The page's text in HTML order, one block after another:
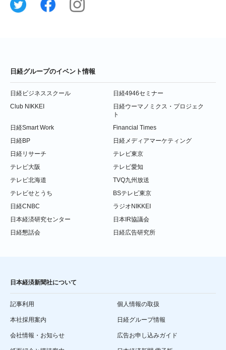
日経グループのイベント情報
日経ビジネススクール
日経4946セミナー
Club NIKKEI
日経ウーマノミクス・プロジェク
ト
日経Smart Work
Financial Times
日経BP
日経メディアマーケティング
日経リサーチ
テレビ東京
テレビ大阪
テレビ愛知
テレビ北海道
TVQ九州放送
テレビせとうち
BSテレビ東京
日経CNBC
ラジオNIKKEI
日本経済研究センター
日本IR協議会
日経懇話会
日経広告研究所
日本経済新聞社について
記事利用 個人情報の取扱
本社採用案内 日経グループ情報
会社情報・お知らせ 広告お申し込みガイド